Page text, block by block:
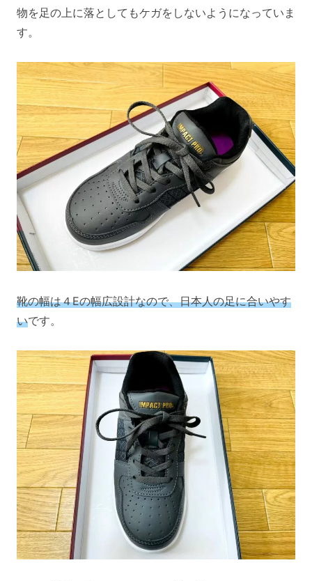
物を足の上に落としてもケガをしないようになっていま
す。
靴の幅は４Eの幅広設計なので、日本人の足に合いやす
いです。